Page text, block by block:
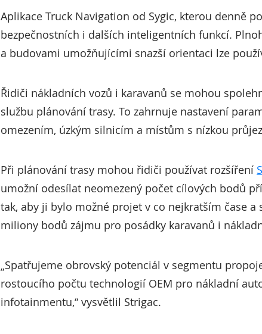
Aplikace Truck Navigation od Sygic, kterou denně
bezpečnostních i dalších inteligentních funkcí.
a budovami umožňujícími snazší orientaci lze
Řidiči nákladních vozů i karavanů se mohou
službu plánování trasy. To zahrnuje nastavení
omezením, úzkým silnicím a místům s nízkou
Při plánování trasy mohou řidiči používat rozšíření
umožní odesílat neomezený počet cílových bodů
tak, aby ji bylo možné projet v co nejkratším čase
miliony bodů zájmu pro posádky karavanů i
„Spatřujeme obrovský potenciál v segmentu
rostoucího počtu technologií OEM pro nákladní
infotainmentu,“ vysvětlil Strigac.